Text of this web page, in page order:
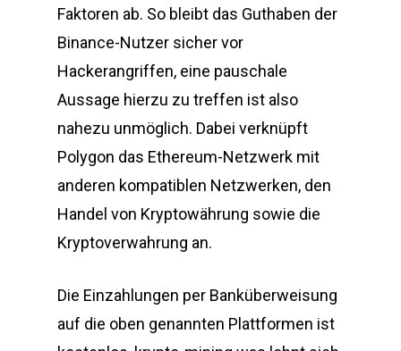
Faktoren ab. So bleibt das Guthaben der
Binance-Nutzer sicher vor
Hackerangriffen, eine pauschale
Aussage hierzu zu treffen ist also
nahezu unmöglich. Dabei verknüpft
Polygon das Ethereum-Netzwerk mit
anderen kompatiblen Netzwerken, den
Handel von Kryptowährung sowie die
Kryptoverwahrung an.
Die Einzahlungen per Banküberweisung
auf die oben genannten Plattformen ist